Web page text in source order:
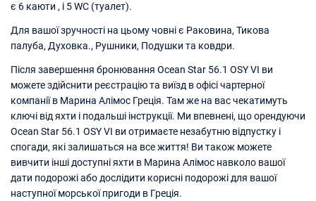
є 6 каюти , і 5 WC (туалет).
Для вашої зручності на цьому човні є Раковина, Тикова
палуба, Духовка., Рушники, Подушки та ковдри.
Після завершення бронювання Ocean Star 56.1 OSY VI ви
можете здійснити реєстрацію та виїзд в офісі чартерної
компанії в Марина Алімос Греція. Там же на вас чекатимуть
ключі від яхти і подальші інструкції. Ми впевнені, що орендуючи
Ocean Star 56.1 OSY VI ви отримаєте незабутню відпустку і
спогади, які залишаться на все життя! Ви також можете
вивчити інші доступні яхти в Марина Алімос навколо вашої
дати подорожі або дослідити корисні подорожі для вашої
наступної морської пригоди в Греція.